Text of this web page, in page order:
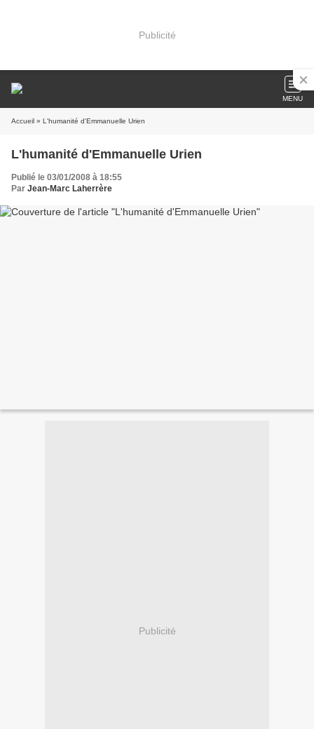
Publicité
MENU
Accueil » L'humanité d'Emmanuelle Urien
L'humanité d'Emmanuelle Urien
Publié le 03/01/2008 à 18:55
Par Jean-Marc Laherrère
Publicité